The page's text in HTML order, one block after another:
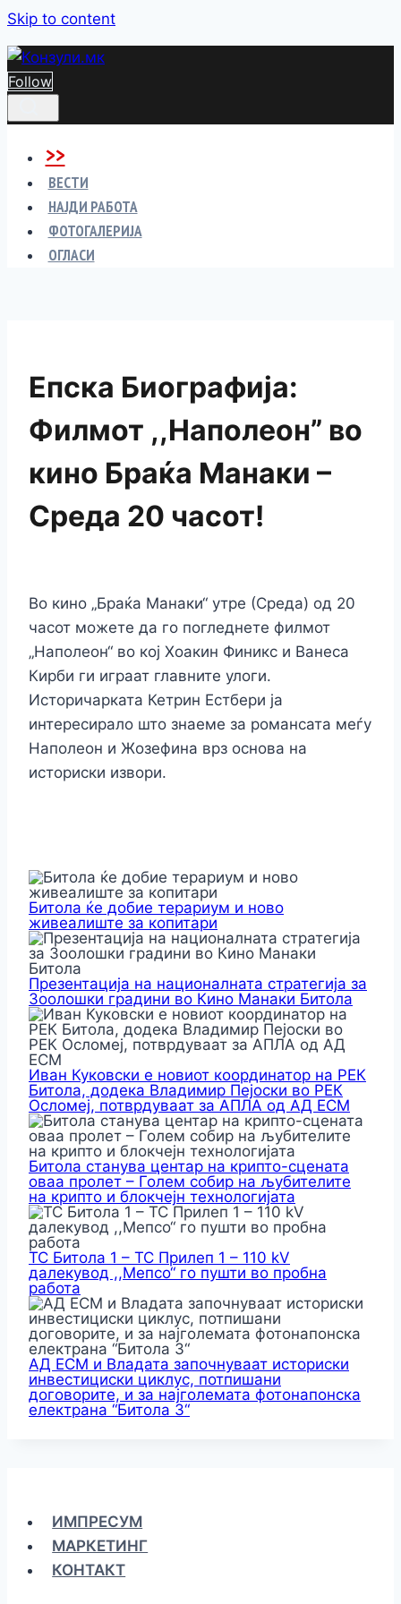
Skip to content
Follow
>>
ВЕСТИ
НАЈДИ РАБОТА
ФОТОГАЛЕРИЈА
ОГЛАСИ
Епска Биографија:
Филмот ,,Наполеон” во
кино Браќа Манаки –
Среда 20 часот!
Во кино „Браќа Манаки“ утре (Среда) од 20
часот можете да го погледнете филмот
„Наполеон“ во кој Хоакин Финикс и Ванеса
Кирби ги играат главните улоги.
Историчарката Кетрин Естбери ја
интересирало што знаеме за романсата меѓу
Наполеон и Жозефинa врз основа на
историски извори.
Битола ќе добие терариум и ново
живеалиште за копитари
Презентација на националната стратегија за
Зоолошки градини во Кино Манаки Битола
Иван Куковски е новиот координатор на РЕК
Битола, додека Владимир Пејоски во РЕК
Осломеј, потврдуваат за АПЛА од АД ЕСМ
Битола станува центар на крипто-сцената
оваа пролет – Голем собир на љубителите
на крипто и блокчејн технологијата
ТС Битола 1 – ТС Прилеп 1 – 110 kV
далекувод ,,Мепсо“ го пушти во пробна
работа
АД ЕСМ и Владата започнуваат историски
инвестициски циклус, потпишани
договорите, и за најголемата фотонапонска
електрана “Битола 3“
ИМПРЕСУМ
МАРКЕТИНГ
КОНТАКТ